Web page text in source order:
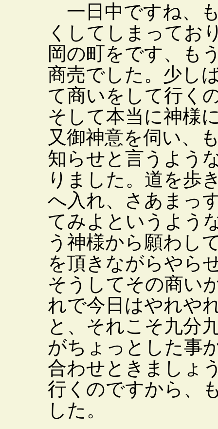
一日中ですね、
くしてしまってお
岡の町をです、も
商売でした。少し
て商いをして行く
そして本当に神様
又御神意を伺い、
知らせと言うよう
りました。道を歩
へ入れ、さあまっ
てみよというよう
う神様から願わし
を頂きながらやら
そうしてその商い
れで今日はやれや
と、それこそ九分
がちょっとした事
合わせときましょ
行くのですから、
した。